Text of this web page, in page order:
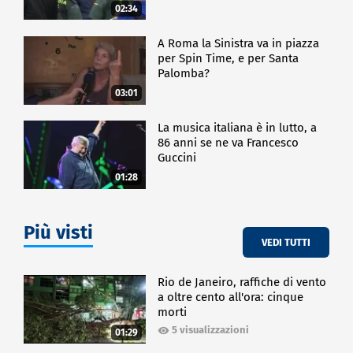
02:34
03:01
A Roma la Sinistra va in piazza
per Spin Time, e per Santa
Palomba?
01:28
La musica italiana è in lutto, a
86 anni se ne va Francesco
Guccini
Più visti VEDI TUTTI
01:29
Rio de Janeiro, raffiche di vento
a oltre cento all'ora: cinque
morti
5 visualizzazioni